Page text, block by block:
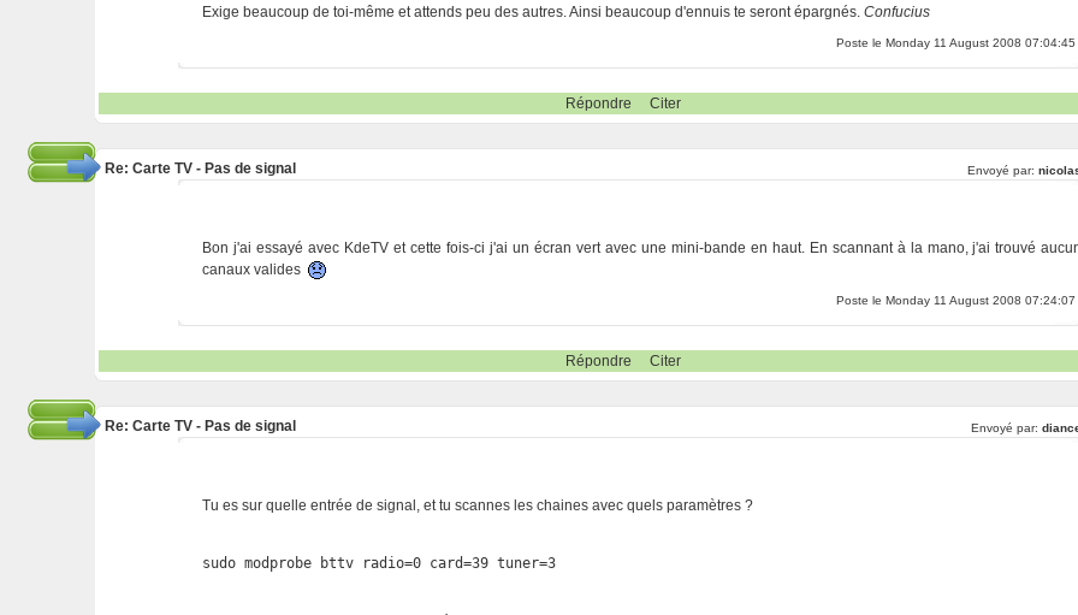
Exige beaucoup de toi-même et attends peu des autres. Ainsi beaucoup d'ennuis te seront épargnés.Confucius
Poste le Monday 11 August 2008 07:04:45
Répondre Citer
Re: Carte TV - Pas de signal Envoyé par:
Bon j'ai essayé avec KdeTV et cette fois-ci j'ai un écran vert avec une mini-bande en haut. En scannant à la mano, j'ai trouvé
canaux valides
Poste le Monday 11 August 2008 07:24:07
Répondre Citer
Re: Carte TV - Pas de signal Envoyé par:
Tu es sur quelle entrée de signal, et tu scannes les chaines avec quels paramètres ?
sudo modprobe bttv radio=0 card=39 tuner=3